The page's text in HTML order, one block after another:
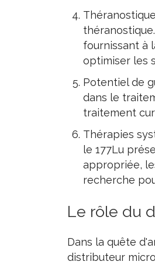
fournissant à
optimiser les
Potentiel de
dans le
traitement
Thérapies
le 177Lu
appropriée,
recherche
Le rôle du
Dans la quête
distributeur